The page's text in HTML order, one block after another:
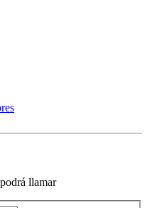
llamar